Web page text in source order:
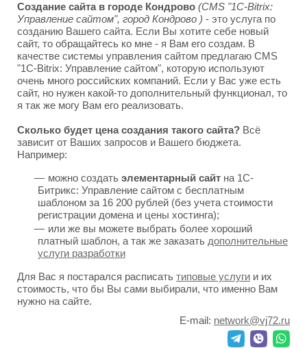
Создание сайта в городе Кондрово (CMS "1C-Bitrix:
Управление сайтом", город Кондрово ) - это услуга по
созданию Вашего сайта. Если Вы хотите себе новый
сайт, то обращайтесь ко мне - я Вам его создам. В
качестве системы управления сайтом предлагаю CMS
"1C-Bitrix: Управление сайтом", которую используют
очень много российских компаний. Если у Вас уже есть
сайт, но нужен какой-то дополнительный функционал, то
я так же могу Вам его реализовать.
Сколько будет цена создания такого сайта? Всё
зависит от Ваших запросов и Вашего бюджета.
Например:
можно создать элементарный сайт на 1С-
Битрикс: Управление сайтом с бесплатным
шаблоном за 16 200 рублей (без учета стоимости
регистрации домена и цены хостинга);
или же вы можете выбрать более хороший
платный шаблон, а так же заказать дополнительные
услуги разработки
Для Вас я постарался расписать типовые услуги и их
стоимость, что бы Вы сами выбирали, что именно Вам
нужно на сайте.
E-mail: network@vj72.ru